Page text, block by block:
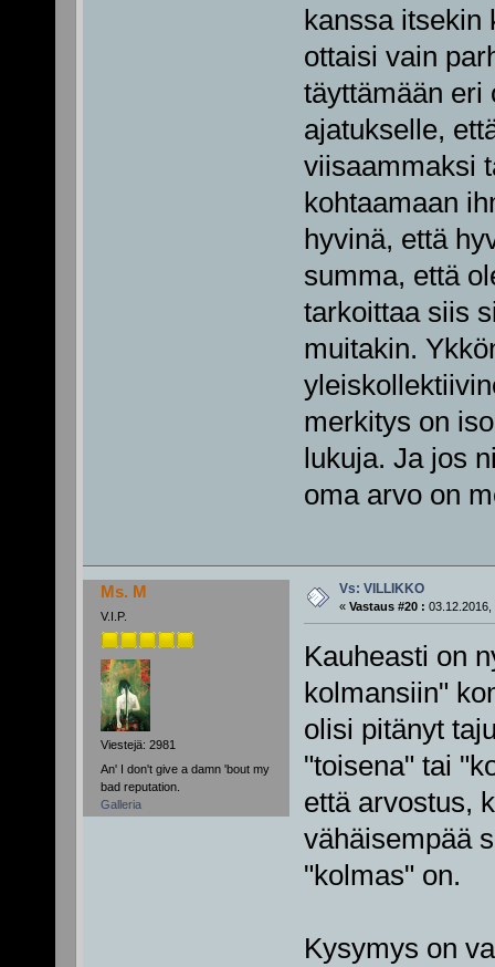
kanssa itsekin
ottaisi vain
täyttämään eri
ajatukselle,
viisaammaksi
kohtaamaan
hyvinä, että
summa, että
tarkoittaa siis
muitakin.
merkitys on
lukuja. Ja jos
oma arvo on
Ms. M
V.I.P.
Viestejä: 2981
An' I don't give a damn 'bout my
bad reputation.
Galleria
Vs: VILLIKKO
« Vastaus #20 : 03.12.2016,
Kauheasti on
kolmansiin"
olisi pitänyt
"toisena" tai
että arvostus,
vähäisempää
"kolmas" on.
Kysymys on